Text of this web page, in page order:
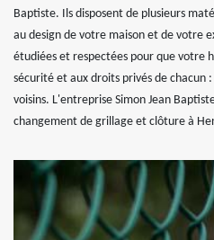
Baptiste. Ils disposent de plusieurs
au design de votre maison et de votre
étudiées et respectées pour que votre
sécurité et aux droits privés de chacun
voisins. L'entreprise Simon Jean
changement de grillage et clôture à